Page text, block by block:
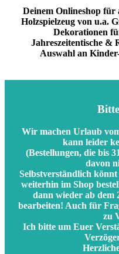
Deinem Onlineshop für
Holzspielzeug von u.a.
Dekorationen
Jahreszeitentische &
Auswahl an
Wir machen Urlaub
kann leider
(Bestellungen, die bis
davon
Selbstverständlich
weiterhin im Shop
dann wieder ab dem
bearbeiten! Auch für
zu
Ich bitte um Euer